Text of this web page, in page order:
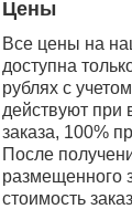
Цены
Все цены на
доступна
рублях с
действуют при
заказа, 100%
После
размещенного
стоимость